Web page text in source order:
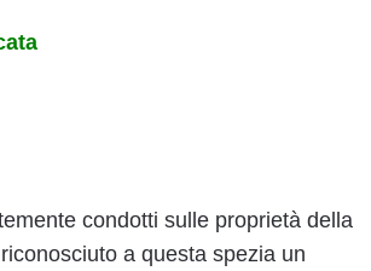
condotti sulle proprietà della
a questa spezia un